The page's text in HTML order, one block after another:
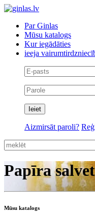
Par Ginlas
Mūsu katalogs
Kur iegādāties
ieeja
Aizmirsāt paroli?
Papīra
Mūsu katalogs